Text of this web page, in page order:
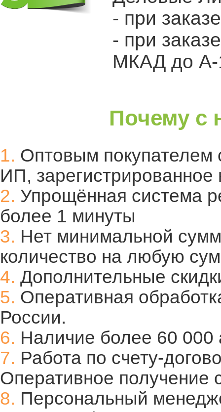
- при
- при
МКАД до А-
Почему с
1. Оптовым покупателем
ИП, зарегистрированное
2. Упрощённая система
более 1 минуты
3. Нет минимальной
количество на любую
4. Дополнительные
5. Оперативная
России.
6. Наличие более 60 000
7. Работа по счету-
Оперативное получение
8. Персональный